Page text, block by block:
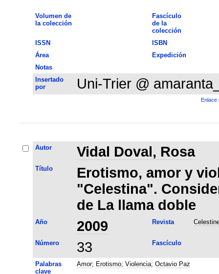
Volumen de
la colección
Fascículo
de la
colección
ISSN
ISBN
Área
Expedición
Notas
Insertado
por
Uni-Trier @
Enlace
Autor Vidal Doval, Rosa
Título
Erotismo, amor y
"Celestina".
de La llama doble
Año 2009 Revista
Número 33 Fascículo
Palabras
clave
Amor; Erotismo; Violencia; Octavio Paz